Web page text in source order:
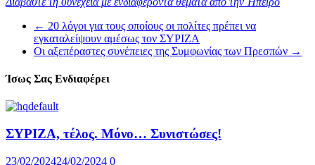
← 20 λόγοι για τους οποίους οι πολίτες πρέπει να
εγκαταλείψουν αμέσως τον ΣΥΡΙΖΑ
Οι αξεπέραστες συνέπειες της Συμφωνίας των Πρεσπών →
Ίσως Σας Ενδιαφέρει
ΣΥΡΙΖΑ, τέλος. Μόνο… Συνιστώσες!
23/02/202424/02/2024 0